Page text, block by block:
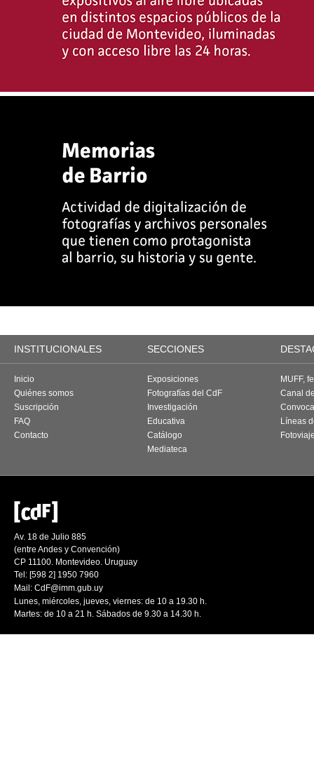
INSTITUCIONALES SECCIONES
Inicio
Quiénes somos
Suscripción
FAQ
Contacto
Exposiciones
Fotografías del CdF
Investigación
Educativa
Catálogo
Mediateca
MUFF,
Canal
Líneas
Av. 18 de Julio 885
(entre Andes y Convención)
CP 11100. Montevideo. Uruguay
Tel: [598 2] 1950 7960
Mail: CdF@imm.gub.uy
Lunes, miércoles, jueves, viernes: de 10 a 19.30 h.
Martes: de 10 a 21 h. Sábados de 9.30 a 14.30 h.